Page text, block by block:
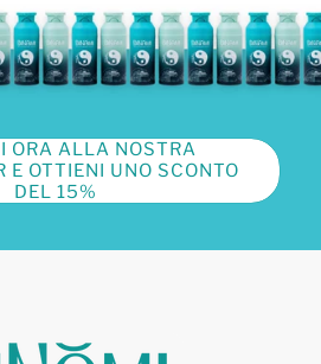
ORA ALLA NOSTRA
E OTTIENI UNO SCONTO
DEL 15%